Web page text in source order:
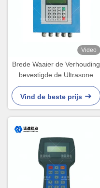
Video
Brede Waaier de Verhouding
bevestigde de Ultrasone
Hoge Precisie NYCL van de
Stroommeter - 100G
Vind de beste prijs